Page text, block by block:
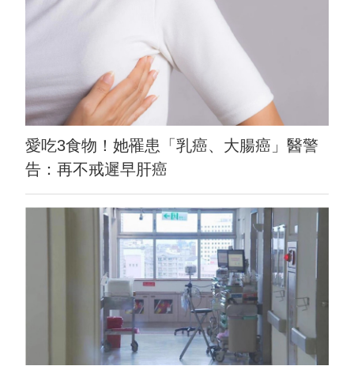
愛吃3食物！她罹患「乳癌、大腸癌」醫警
告：再不戒遲早肝癌